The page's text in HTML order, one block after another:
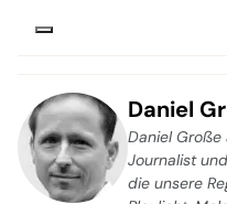
Daniel
Daniel
Journalist
die unsere